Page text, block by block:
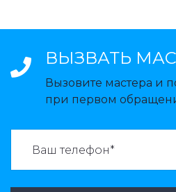
ВЫЗВАТЬ
Вызовите мастера и
при первом